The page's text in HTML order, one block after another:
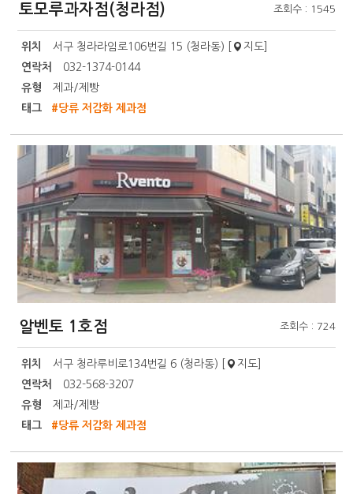
토모루과자점(청라점) 조회수 : 1545
위치 서구 청라라임로106번길 15 (청라동) [ 지도
연락처
032-1374-0144
유형
제과/제빵
태그
#당류 저감화 제과점
알벤토 1호점 조회수 : 724
위치 서구 청라루비로134번길 6 (청라동) [ 지도]
연락처
032-568-3207
유형
제과/제빵
태그
#당류 저감화 제과점